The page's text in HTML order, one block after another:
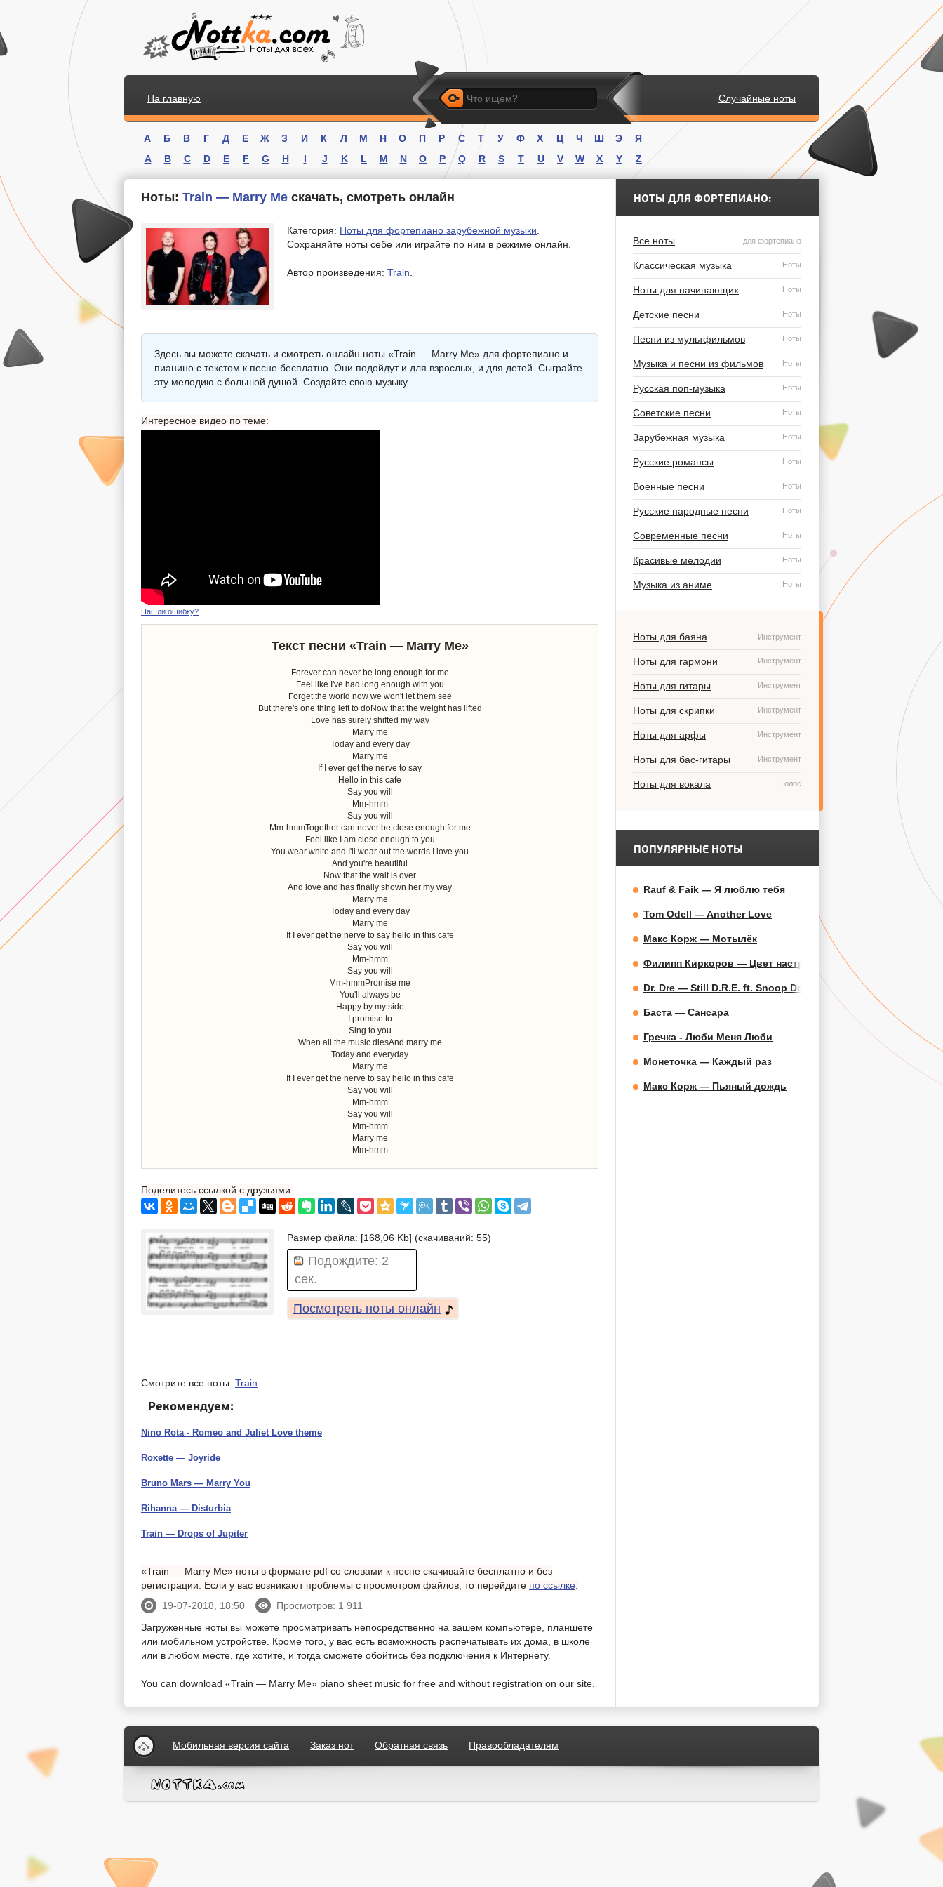
На главную Случайные ноты
Искать
.
А Б В Г Д Е Ж З И К Л М Н О П Р С Т У Ф Х Ц Ч Ш Э
Я
A
B C D E F G H I J K L M N O P Q R S T U V W X Y Z
Ноты: Train — Marry Me скачать, смотреть онлайн
Категория: Ноты для фортепиано зарубежной музыки
Сохраняйте ноты себе или играйте по ним в режиме онлайн.
Автор произведения: Train
Здесь вы можете скачать и смотреть онлайн ноты «Train — Marry Me» для фортепиано и
пианино с текстом к песне бесплатно. Они подойдут и для взрослых, и для детей. Сыграйте
эту мелодию с большой душой. Создайте свою музыку.
Интересное видео по теме:
Нашли ошибку?
Текст песни «Train — Marry Me»
Forever can never be long enough for me
Feel like I've had long enough with you
Forget the world now we won't let them see
But there's one thing left to doNow that the weight has lifted
Love has surely shifted my way
Marry me
Today and every day
Marry me
If I ever get the nerve to say
Hello in this cafe
Say you will
Mm-hmm
Say you will
Mm-hmmTogether can never be close enough for me
Feel like I am close enough to you
You wear white and I'll wear out the words I love you
And you're beautiful
Now that the wait is over
And love and has finally shown her my way
Marry me
Today and every day
Marry me
If I ever get the nerve to say hello in this cafe
Say you will
Mm-hmm
Say you will
Mm-hmmPromise me
You'll always be
Happy by my side
I promise to
Sing to you
When all the music diesAnd marry me
Today and everyday
Marry me
If I ever get the nerve to say hello in this cafe
Say you will
Mm-hmm
Say you will
Mm-hmm
Marry me
Mm-hmm
Поделитесь ссылкой с друзьями:
Размер файла: [168,06 Kb] (cкачиваний: 55)
Подождите: 2
сек.
Посмотреть ноты онлайн
Смотрите все ноты: Train
Рекомендуем:
Nino Rota - Romeo and Juliet Love theme
Roxette — Joyride
Bruno Mars — Marry You
Rihanna — Disturbia
Train — Drops of Jupiter
«Train — Marry Me» ноты в формате pdf со словами к песне скачивайте бесплатно и без
регистрации. Если у вас возникают проблемы с просмотром файлов, то перейдите по ссылке.
19-07-2018, 18:50
Просмотров: 1 911
Загруженные ноты вы можете просматривать непосредственно на вашем компьютере, планшете
или мобильном устройстве. Кроме того, у вас есть возможность распечатывать их дома, в школе
или в любом месте, где хотите, и тогда сможете обойтись без подключения к Интернету.
You can download «Train — Marry Me» piano sheet music for free and without registration on our site.
НОТЫ ДЛЯ ФОРТЕПИАНО:
Все ноты для фортепиано
Классическая музыка Ноты
Ноты для начинающих Ноты
Детские песни Ноты
Песни из мультфильмов Ноты
Музыка и песни из фильмов Ноты
Русская поп-музыка Ноты
Советские песни Ноты
Зарубежная музыка Ноты
Русские романсы Ноты
Военные песни Ноты
Русские народные песни Ноты
Современные песни Ноты
Красивые мелодии Ноты
Музыка из аниме Ноты
Ноты для баяна Инструмент
Ноты для гармони Инструмент
Ноты для гитары Инструмент
Ноты для скрипки Инструмент
Ноты для арфы Инструмент
Ноты для бас-гитары Инструмент
Ноты для вокала Голос
ПОПУЛЯРНЫЕ НОТЫ
Rauf & Faik — Я люблю тебя
Tom Odell — Another Love
Макс Корж — Мотылёк
Филипп Киркоров — Цвет настроения синий
Dr. Dre — Still D.R.E. ft. Snoop Dogg
Баста — Сансара
Гречка - Люби Меня Люби
Монеточка — Каждый раз
Макс Корж — Пьяный дождь
Мобильная версия сайта Заказ нот Обратная связь Правообладателям